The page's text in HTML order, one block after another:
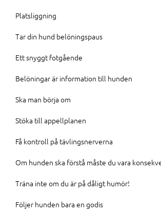
Platsliggning
Tar din hund belöningspaus
Ett snyggt fotgående
Belöningar är information till hunden
Ska man börja om
Stöka till appellplanen
Få kontroll på tävlingsnerverna
Om hunden ska förstå måste du vara
Träna inte om du är på dåligt humör!
Följer hunden bara en godis